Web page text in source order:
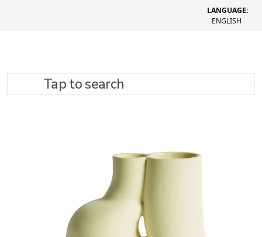
LANGUAGE:
ENGLISH
Tap to search